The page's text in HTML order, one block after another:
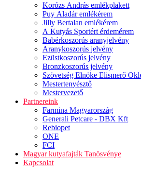
Korózs András emlékplakett
Puy Aladár emlékérem
Jilly Bertalan emlékérem
A Kutyás Sportért érdemérem
Babérkoszorús aranyjelvény
Aranykoszorús jelvény
Ezüstkoszorús jelvény
Bronzkoszorús jelvény
Szövetség Elnöke Elismerő
Mestertenyésztő
Mestervezető
Partnereink
Farmina Magyarország
Generali Petcare - DBX Kft
Rebiopet
ONE
FCI
Magyar kutyafajták Tanösvénye
Kapcsolat